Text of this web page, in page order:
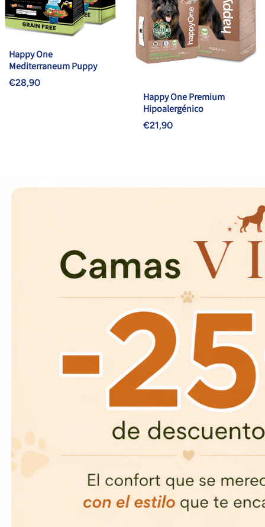
Happy One
Mediterraneum Puppy
€28,90
Happy One Premium
Hipoalergénico
€21,90